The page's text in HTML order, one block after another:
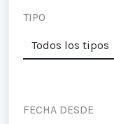
TIPO
FECHA DESDE